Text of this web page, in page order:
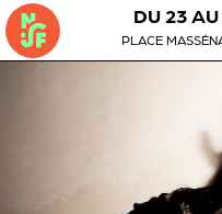
DU 23
PLACE